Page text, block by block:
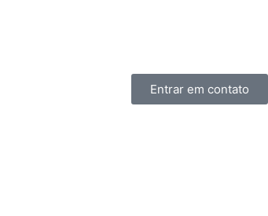
Entrar em contato